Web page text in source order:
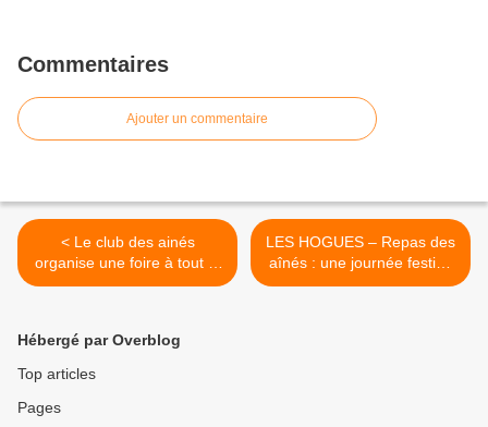
Commentaires
Ajouter un commentaire
< Le club des ainés
organise une foire à tout le
26 avril
LES HOGUES – Repas des
aînés : une journée festive
qui a marqué les esprits >
Hébergé par Overblog
Top articles
Pages